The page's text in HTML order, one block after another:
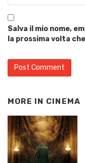
Salva il mio nome,
la prossima volta
MORE IN CINEMA